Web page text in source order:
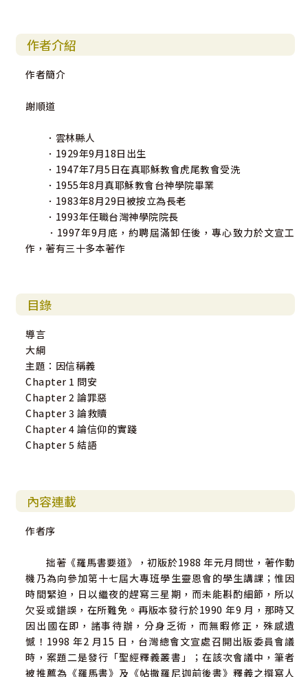
作者介紹
作者簡介
謝順道
．雲林縣人
．1929年9月18日出生
．1947年7月5日在真耶穌教會虎尾教會受洗
．1955年8月真耶穌教會台神學院畢業
．1983年8月29日被按立為長老
．1993年任職台灣神學院院長
．1997年9月底，約聘屆滿卸任後，專心致力於文宣工
作，著有三十多本著作
目錄
導言
大綱
主題：因信稱義
Chapter 1 問安
Chapter 2 論罪惡
Chapter 3 論救贖
Chapter 4 論信仰的實踐
Chapter 5 結語
內容連載
作者序
拙著《羅馬書要道》，初版於1988 年元月問世，著作動
機乃為向參加第十七屆大專班學生靈恩會的學生講課；惟因
時間緊迫，日以繼夜的趕寫三星期，而未能斟酌細節，所以
欠妥或錯誤，在所難免。再版本發行於1990 年9 月，那時又
因出國在即，諸事待辦，分身乏術，而無暇修正，殊感遺
憾！1998 年2 月15 日，台灣總會文宣處召開出版委員會議
時，案題二是發行「聖經釋義叢書」；在該次會議中，筆者
被推薦為《羅馬書》及《帖撒羅尼迦前後書》釋義之撰寫人